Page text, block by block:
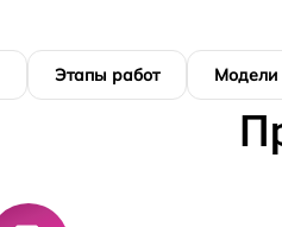
Этапы работ Модели